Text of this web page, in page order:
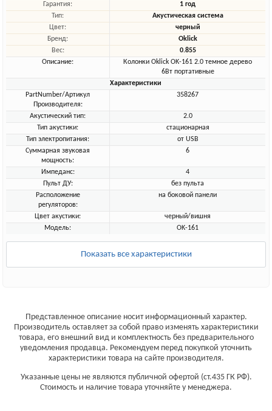
Гарантия:
1 год
Тип:
Акустическая система
Цвет:
черный
Бренд:
Oklick
Вес:
0.855
Описание:
Колонки Oklick OK-161 2.0 темное дерево
6Вт портативные
Характеристики
PartNumber/Артикул
Производителя:
358267
Акустический тип:
2.0
Тип акустики:
стационарная
Тип электропитания:
от USB
Суммарная звуковая
мощность:
6
Импеданс:
4
Пульт ДУ:
без пульта
Расположение
регуляторов:
на боковой панели
Цвет акустики:
черный/вишня
Модель:
OK-161
Показать все характеристики
Представленное описание носит информационный характер.
Производитель оставляет за собой право изменять характеристики
товара, его внешний вид и комплектность без предварительного
уведомления продавца. Рекомендуем перед покупкой уточнить
характеристики товара на сайте производителя.
Указанные цены не являются публичной офертой (ст.435 ГК РФ).
Стоимость и наличие товара уточняйте у менеджера.